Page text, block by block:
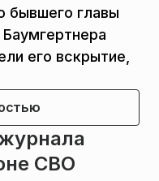
бывшего главы
его вскрытие,
СВО